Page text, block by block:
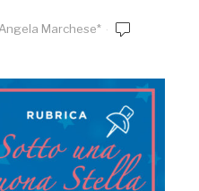
Angela Marchese*